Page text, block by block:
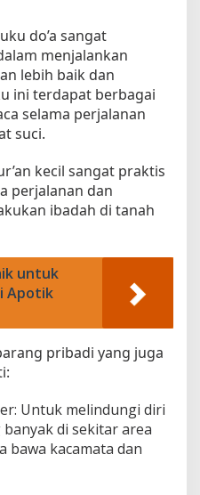
do’a sangat
menjalankan
lebih baik dan
ini terdapat berbagai
selama perjalanan
suci.
kecil sangat praktis
perjalanan dan
ibadah di tanah
untuk
Apotik
pribadi yang juga
Untuk melindungi diri
di sekitar area
bawa kacamata dan